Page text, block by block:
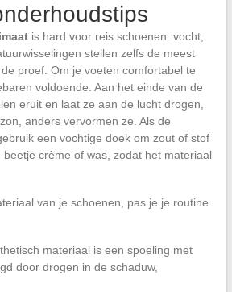
is hard voor reis schoenen: vocht,
stellen zelfs de meest
proef. Om je voeten comfortabel te
voldoende. Aan het einde van de
eruit en laat ze aan de lucht drogen,
anders vervormen ze. Als de
een vochtige doek om zout of stof
crème of was, zodat het materiaal
van je schoenen, pas je je routine
materiaal is een spoeling met
door drogen in de schaduw,